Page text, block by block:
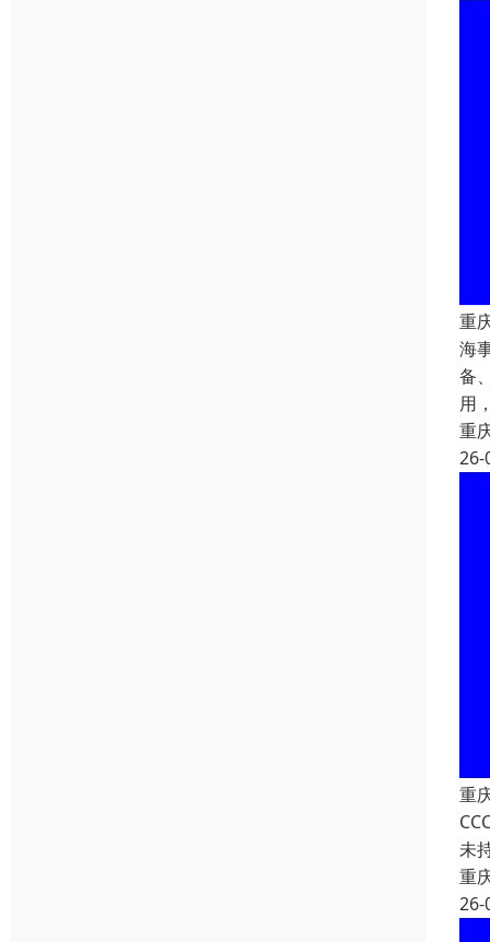
重
海
备
用
重
26-
重
未
重
26-